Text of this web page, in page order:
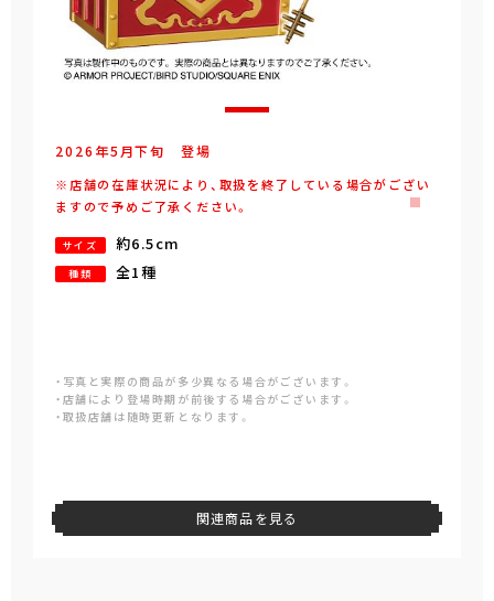
2026年5 月下旬 登場
※店舗の在庫状況により、取扱を終了している場合がござい
ますので予めご了承ください。
サイズ 約6.5cm
種類 全1種
・写真と実際の商品が多少異なる場合がございます。
・店舗により登場時期が前後する場合がございます。
・取扱店舗は随時更新となります。
関連商品を見る